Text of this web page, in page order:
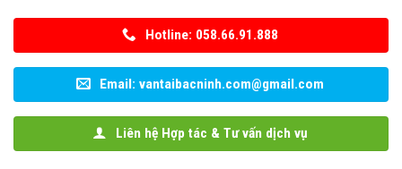
Hotline: 058.66.91.888
Email: vantaibacninh.com@gmail.com
Liên hệ Hợp tác & Tư vấn dịch vụ